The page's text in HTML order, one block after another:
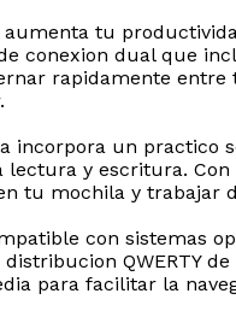
tu
conexion dual que
rapidamente
incorpora un practico
y escritura.
tu mochila y trabajar
con sistemas
QWERTY
para facilitar la